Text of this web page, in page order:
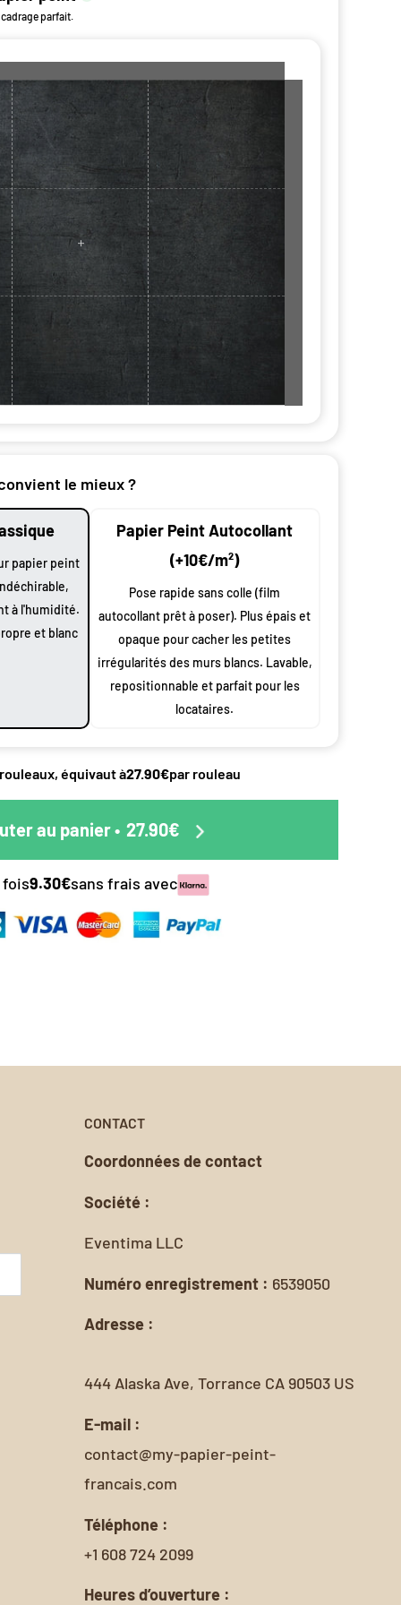
parfait.
le mieux ?
papier peint
à l'humidité.
et blanc
Papier Peint Autocollant
(+10€/m²)
Pose rapide sans colle (film
autocollant prêt à poser). Plus épais et
opaque pour cacher les petites
irrégularités des murs blancs. Lavable,
repositionnable et parfait pour les
locataires.
équivaut à27.90€par rouleau
au panier• 27.90€
fois9.30€sans frais avec
par
et
à vos
de
de
en
papier
CONTACT
Coordonnées de contact
Société :
Eventima LLC
Numéro enregistrement : 6539050
Adresse :
444 Alaska Ave, Torrance CA 90503 US
E-mail :
contact@my-papier-peint-
francais.com
Téléphone :
+1 608 724 2099
Heures d’ouverture :